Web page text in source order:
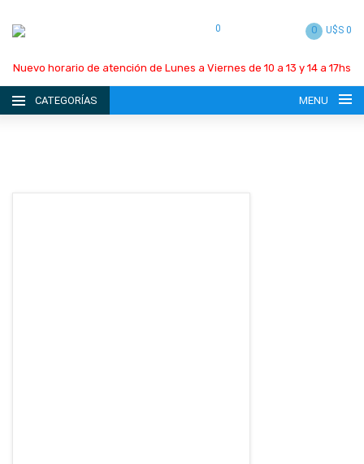
0 0 U$S 0
Nuevo horario de atención de Lunes a Viernes de 10 a 13 y 14 a 17hs
CATEGORÍAS MENU